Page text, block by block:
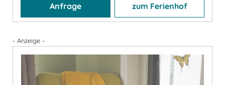
Anfrage zum Ferienhof
- Anzeige -